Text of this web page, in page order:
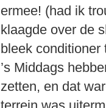
ermee! (had ik
klaagde over de
bleek conditioner
’s Middags
zetten, en dat